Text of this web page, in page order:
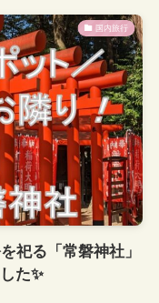
国内旅行
祀る「常磐神社」
た✨